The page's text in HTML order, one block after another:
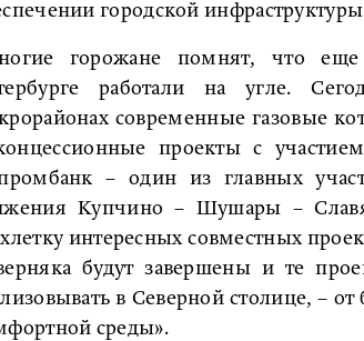
городской
горожане помнят, что
работали на угле.
современные газовые
проекты с
– один из главных
Купчино – Шушары –
интересных совместных
будут завершены и те
в Северной столице, – от
среды».